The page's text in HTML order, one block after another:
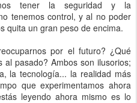
tener la seguridad y la
tenemos control, y al no poder
quita un gran peso de encima.
por el futuro? ¿Qué
pasado? Ambos son ilusorios;
la tecnología... la realidad más
que experimentamos ahora
leyendo ahora mismo es lo